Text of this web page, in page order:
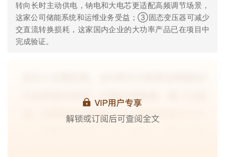
转向长时主动供电，钠电和大电芯更适配高频调节场景，
这家公司储能系统和运维业务受益；③固态变压器可减少
交直流转换损耗，这家国内企业的大功率产品已在项目中
完成验证。